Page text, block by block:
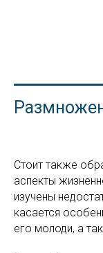
Стоит также
аспекты
изучены
касается
его молоди, а